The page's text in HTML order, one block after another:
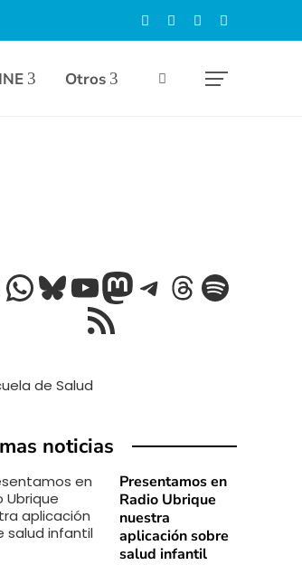
Otros
electrónico
WhatsApp
Bluesky
YouTube
Mastodon
Telegram
Threads
Feed RSS
noticias
Presentamos en
Radio Ubrique
nuestra
aplicación sobre
salud infantil